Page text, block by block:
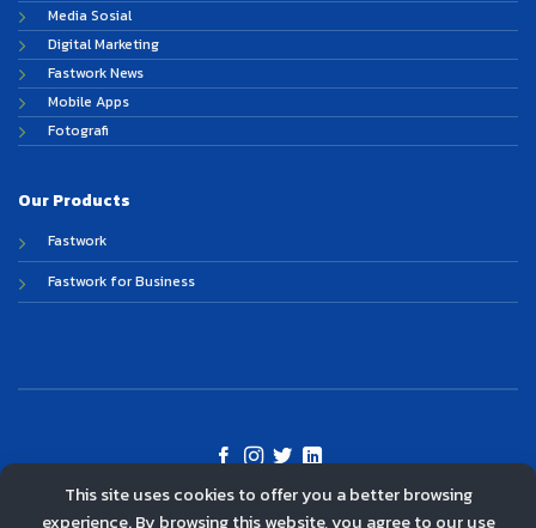
Media Sosial
Digital Marketing
Fastwork News
Mobile Apps
Fotografi
Our Products
Fastwork
Fastwork for Business
©
This site uses cookies to offer you a better browsing
experience. By browsing this website, you agree to our use